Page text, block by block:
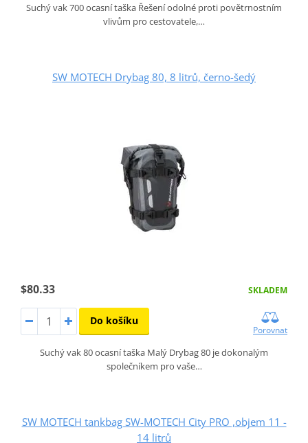
Suchý vak 700 ocasní taška Řešení odolné proti povětrnostním
vlivům pro cestovatele,…
SW MOTECH Drybag 80, 8 litrů, černo-šedý
$80.33 SKLADEM
Do košíku
Porovnat
Suchý vak 80 ocasní taška Malý Drybag 80 je dokonalým
společníkem pro vaše…
SW MOTECH tankbag SW-MOTECH City PRO ,objem 11 -
14 litrů